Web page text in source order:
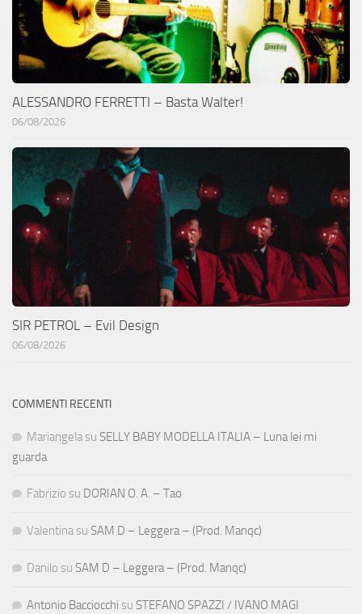
ALESSANDRO FERRETTI – Basta Walter!
06/08/2026
SIR PETROL – Evil Design
06/08/2026
COMMENTI RECENTI
Mariangela su SELLY BABY MODELLA ITALIA – Luna lei mi
guarda
Fabrizio su DORIAN O. A. – Tao
Valentina su SAM D – Leggera – (Prod. Manqc)
Danilo su SAM D – Leggera – (Prod. Manqc)
Antonio Bacciocchi su STEFANO SPAZZI / IVANO MAGI